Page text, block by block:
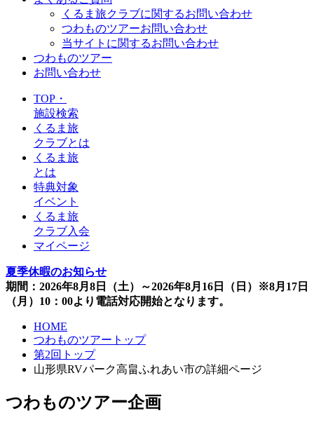
くるま旅クラブに関するお問い合わせ
つわものツアーお問い合わせ
当サイトに関するお問い合わせ
つわものツアー
お問い合わせ
TOP・
施設検索
くるま旅
クラブとは
くるま旅
とは
特典対象
イベント
くるま旅
クラブ入会
マイページ
夏季休暇のお知らせ
期間：2026年8月8日（土）～2026年8月16日（日）※8月17日
（月）10：00より電話対応開始となります。
HOME
つわものツアートップ
第2回トップ
山形県RVパーク高畠ふれあい市の詳細ページ
つわものツアー企画